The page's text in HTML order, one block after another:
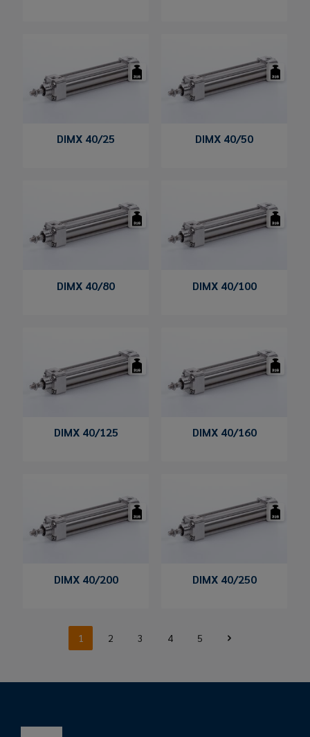
DIMX 40/25 DIMX 40/50
DIMX 40/80 DIMX 40/100
DIMX 40/125 DIMX 40/160
DIMX 40/200 DIMX 40/250
1 2 3 4 5